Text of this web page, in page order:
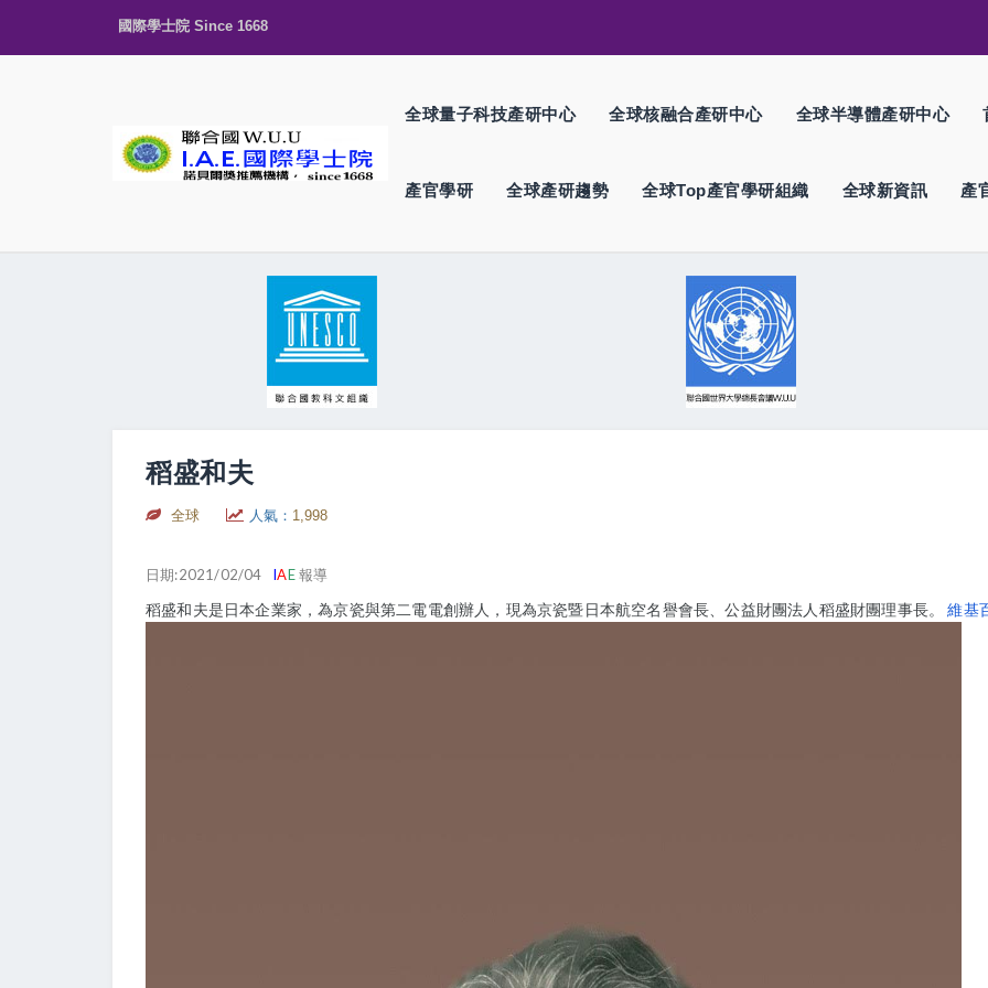
國際學士院 Since 1668
全球量子科技產研中心 全球核融合產研中心 全球半導體產研中心
產官學研 全球產研趨勢 全球Top產官學研組織 全球新資訊 產
稻盛和夫
全球 人氣： 1,998
日期:2021/02/04 IAE報導
稻盛和夫是日本企業家，為京瓷與第二電電創辦人，現為京瓷暨日本航空名譽會長、公益財團法人稻盛財團理事長。
維基